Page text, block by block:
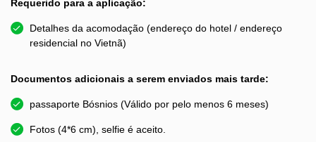
Requerido para a aplicação:
Detalhes da acomodação (endereço do hotel / endereço
residencial no Vietnã)
Documentos adicionais a serem enviados mais tarde:
passaporte Bósnios (Válido por pelo menos 6 meses)
Fotos (4*6 cm), selfie é aceito.